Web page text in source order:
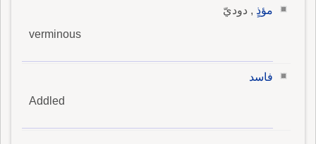
مؤذٍ , دوديّ
verminous
فاسد
Addled